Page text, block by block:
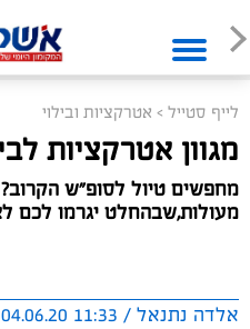
לייף סטייל > אטרקציות ובילוי
מגוון אטרקציות
מחפשים טיול לסופ”ש
מעולות,שבהחלט יגרמו לכם
אלדה נתנאל / 11:33 04.06.20